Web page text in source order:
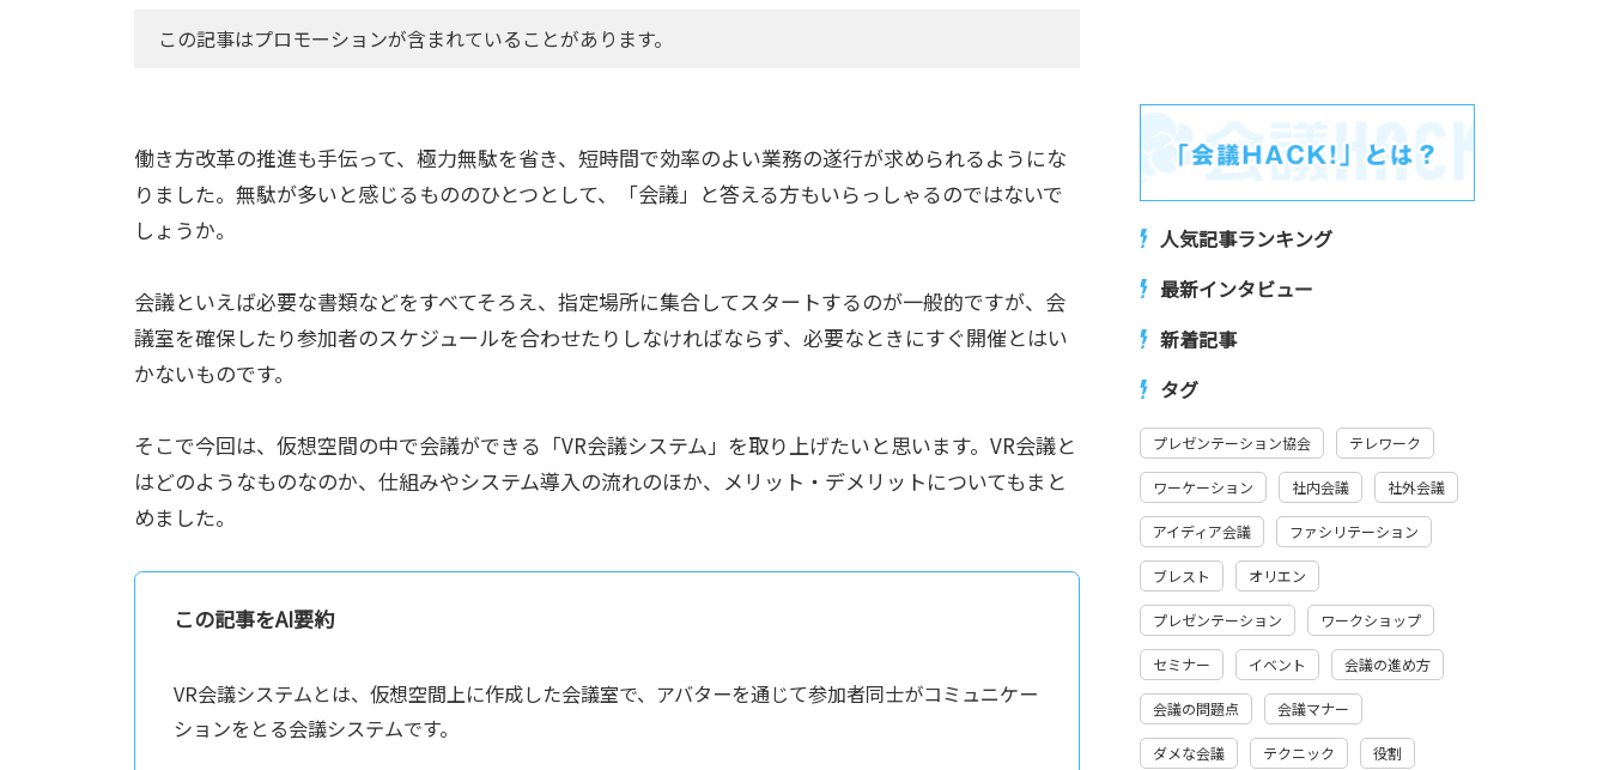
この記事はプロモーションが含まれていることがあります。
働き方改革の推進も手伝って、極力無駄を省き、短時間で効率のよい業務の遂行が求められるようにな
りました。無駄が多いと感じるもののひとつとして、「会議」と答える方もいらっしゃるのではないで
しょうか。
会議といえば必要な書類などをすべてそろえ、指定場所に集合してスタートするのが一般的ですが、会
議室を確保したり参加者のスケジュールを合わせたりしなければならず、必要なときにすぐ開催とはい
かないものです。
そこで今回は、仮想空間の中で会議ができる「VR会議システム」を取り上げたいと思います。VR会議と
はどのようなものなのか、仕組みやシステム導入の流れのほか、メリット・デメリットについてもまと
めました。
この記事をAI要約
VR会議システムとは、仮想空間上に作成した会議室で、アバターを通じて参加者同士がコミュニケー
ションをとる会議システムです。
人気記事ランキング
最新インタビュー
新着記事
タグ
プレゼンテーション協会 テレワーク
ワーケーション 社内会議 社外会議
アイディア会議 ファシリテーション
ブレスト オリエン
プレゼンテーション ワークショップ
セミナー イベント 会議の進め方
会議の問題点 会議マナー
ダメな会議 テクニック 役割